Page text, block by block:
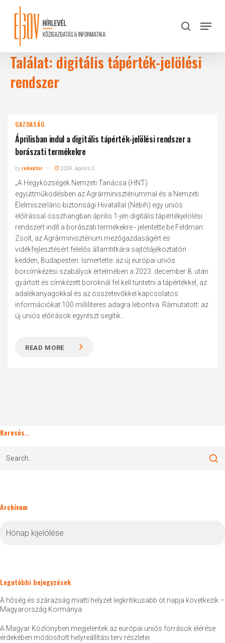
content
search
Menu
Találat: digitális tápérték-jelölési
rendszer
GAZDASÁG
Áprilisban indul a digitális tápérték-jelölési rendszer a
borászati termékekre
byredaktor 2024. április 2.
„A Hegyközségek Nemzeti Tanácsa (HNT)
együttműködésben az Agrárminisztériummal és a Nemzeti
Élelmiszerlánc-biztonsági Hivatallal (Nébih) egy uniós
előírással összhangban április 1-jén digitális tápértékjelölési
rendszert indít a borászati termékekre - jelentette be Feldman
Zsolt, az Agrárminisztérium mezőgazdaságért és
vidékfejlesztésért felelős államtitkára sajtótájékoztatón
kedden, Budapesten. Ismertette: az új európai uniós
borcímkézési szabályok értelmében a 2023. december 8. után
gyártott és címkézett boroknál fel kell tüntetni a tápértékkel, az
adalékanyagokkal és az összetevőkkel kapcsolatos
információkat 100 milliliteres adagra lebontva. Rámutatott: az
új uniós előírások egyrészt segítik...
READ MORE
Keresés..
Archívum
Legutóbbi bejegyzések
A hőség és szárazság miatti helyzet legkritikusabb öt napja következik –
Magyarország Kormánya
A Magyar Közlönyben megjelentek az európai uniós források elérése
érdekében módosított helyreállítási terv részletei
Close